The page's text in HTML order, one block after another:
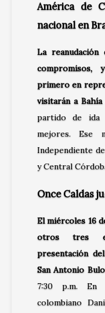
América de
nacional en
La
primero en
visitarán a
partido de
mejores. Ese
Independiente
y Central
Once Caldas
El miércoles 16
otros tres
presentación
San Antonio
7:30 p.m. En
colombiano